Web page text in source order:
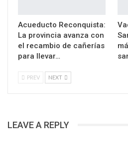
Acueducto Reconquista:
La provincia avanza con
el recambio de cañerías
para llevar…
PREV NEXT
LEAVE A REPLY